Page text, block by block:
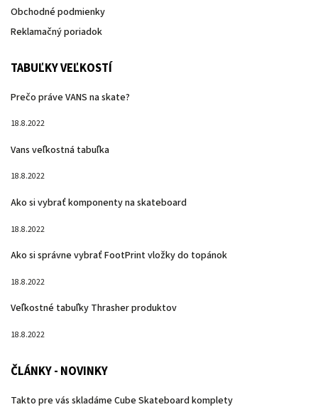
Obchodné podmienky
Reklamačný poriadok
TABUĽKY VEĽKOSTÍ
Prečo práve VANS na skate?
18.8.2022
Vans veľkostná tabuľka
18.8.2022
Ako si vybrať komponenty na skateboard
18.8.2022
Ako si správne vybrať FootPrint vložky do topánok
18.8.2022
Veľkostné tabuľky Thrasher produktov
18.8.2022
ČLÁNKY - NOVINKY
Takto pre vás skladáme Cube Skateboard komplety